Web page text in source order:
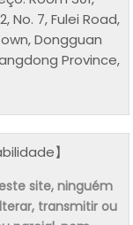
No. 7, Fulei Road,
Dongguan
Province,
】
site, ninguém
transmitir ou